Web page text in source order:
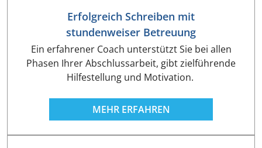
Erfolgreich Schreiben mit
stundenweiser Betreuung
Ein erfahrener Coach unterstützt Sie bei allen
Phasen Ihrer Abschlussarbeit, gibt zielführende
Hilfestellung und Motivation.
MEHR ERFAHREN